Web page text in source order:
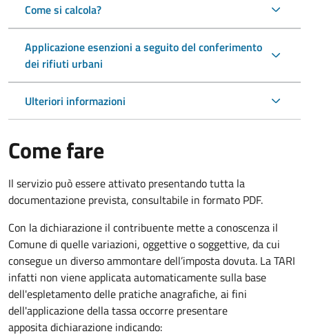
Come si calcola?
Applicazione esenzioni a seguito del conferimento
dei rifiuti urbani
Ulteriori informazioni
Come fare
Il servizio può essere attivato presentando tutta la
documentazione prevista, consultabile in formato PDF.
Con la dichiarazione il contribuente mette a conoscenza il
Comune di quelle variazioni, oggettive o soggettive, da cui
consegue un diverso ammontare dell’imposta dovuta. La TARI
infatti non viene applicata automaticamente sulla base
dell'espletamento delle pratiche anagrafiche, ai fini
dell'applicazione della tassa occorre presentare
apposita dichiarazione indicando: